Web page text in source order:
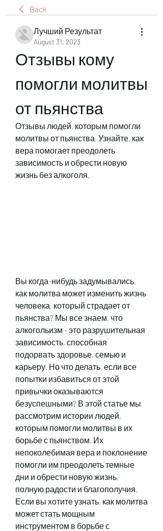
Back
Лучший Результат
August 31, 2023
Отзывы кому
помогли молитвы
от пьянства
Отзывы людей, которым помогли
молитвы от пьянства. Узнайте, как
вера помогает преодолеть
зависимость и обрести новую
жизнь без алкоголя.
Вы когда-нибудь задумывались,
как молитва может изменить жизнь
человека, который страдает от
пьянства? Мы все знаем, что
алкогольизм - это разрушительная
зависимость, способная
подорвать здоровье, семью и
карьеру. Но что делать, если все
попытки избавиться от этой
привычки оказываются
безуспешными? В этой статье мы
рассмотрим истории людей,
которым помогли молитвы в их
борьбе с пьянством. Их
непоколебимая вера и поклонение
помогли им преодолеть темные
дни и обрести новую жизнь,
полную радости и благополучия.
Если вы хотите узнать, как молитва
может стать мощным
инструментом в борьбе с